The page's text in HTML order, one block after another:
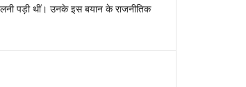
पड़ी थीं। उनके इस बयान के राजनीतिक